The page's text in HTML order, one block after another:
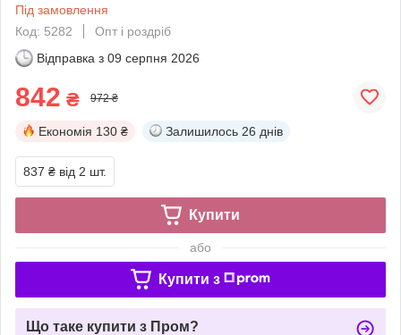
Під замовлення
Код: 5282
Опт і роздріб
Відправка з 09 серпня 2026
842 ₴ 972 ₴
Економія 130 ₴ Залишилось 26 днів
837 ₴ від 2 шт.
Купити
або
Купити з
Що таке купити з Пром?